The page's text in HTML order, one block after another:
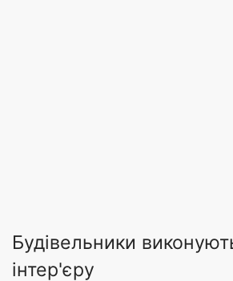
Будівельники
інтер'єру